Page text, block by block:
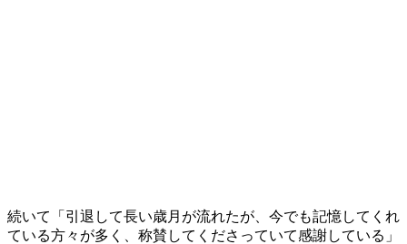
続いて「引退して長い歳月が流れたが、今でも記憶してくれ
ている方々が多く、称賛してくださっていて感謝している」